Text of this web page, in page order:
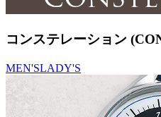
コンステレーション
MEN'SLADY'S